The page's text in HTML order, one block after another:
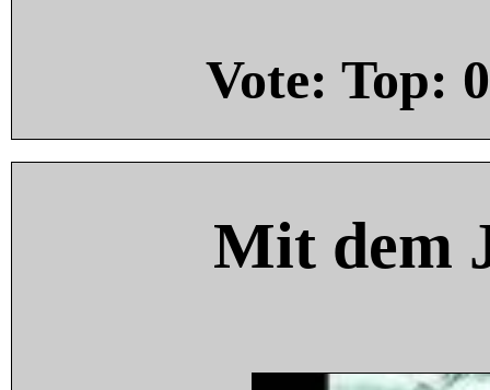
Vote: Top: 0
Mit dem